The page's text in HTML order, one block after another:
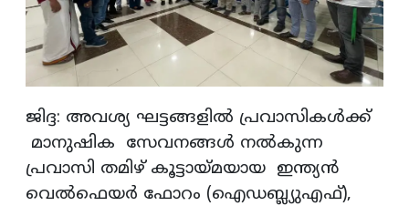
ജിദ്ദ: അവശ്യ ഘട്ടങ്ങളില്‍ പ്രവാസികള്‍ക്ക്
മാനുഷിക സേവനങ്ങള്‍ നല്‍കുന്ന
പ്രവാസി തമിഴ് കൂട്ടായ്മയായ ഇന്ത്യന്‍
വെല്‍ഫെയര്‍ ഫോറം (ഐഡബ്ല്യുഎഫ്),